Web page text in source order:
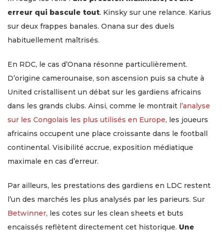
erreur qui bascule tout. Kinsky sur une relance. Karius
sur deux frappes banales. Onana sur des duels
habituellement maîtrisés.
En RDC, le cas d’Onana résonne particulièrement.
D’origine camerounaise, son ascension puis sa chute à
United cristallisent un débat sur les gardiens africains
dans les grands clubs. Ainsi, comme le montrait l’analyse
sur les Congolais les plus utilisés en Europe, les joueurs
africains occupent une place croissante dans le football
continental. Visibilité accrue, exposition médiatique
maximale en cas d’erreur.
Par ailleurs, les prestations des gardiens en LDC restent
l’un des marchés les plus analysés par les parieurs. Sur
Betwinner, les cotes sur les clean sheets et buts
encaissés reflètent directement cet historique. Une